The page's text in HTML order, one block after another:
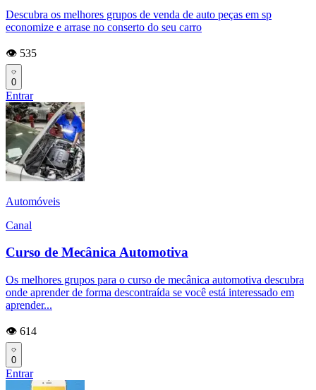
Descubra os melhores grupos de venda de auto peças em sp
economize e arrase no conserto do seu carro
👁️ 535
0
Entrar
Automóveis
Canal
Curso de Mecânica Automotiva
Os melhores grupos para o curso de mecânica automotiva descubra
onde aprender de forma descontraída se você está interessado em
aprender...
👁️ 614
0
Entrar